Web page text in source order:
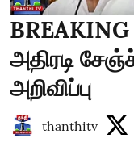
BREAKING
அதிரடி
அறிவிப்பு
thanthitv